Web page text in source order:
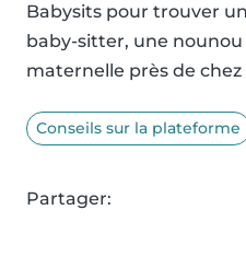
Babysits pour trouver
baby-sitter, une
maternelle près de chez
Conseils sur la plateforme
Partager: